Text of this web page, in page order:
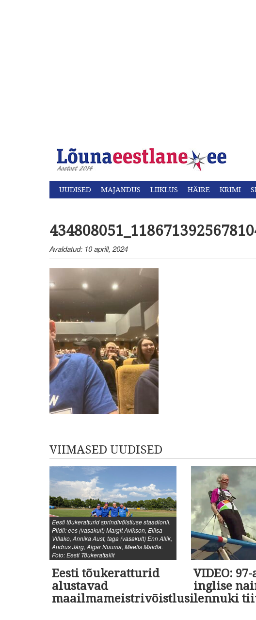
UUDISED MAJANDUS LIIKLUS HÄIRE KRIMI
Avaldatud: 10 aprill, 2024
VIIMASED UUDISED
Eesti tõukeratturid sprindivõistluse staadionil.
Pildil: ees (vasakult) Margit Avikson, Eliisa
Villako, Annika Aust, taga (vasakult) Enn Allik,
Andrus Järg, Aigar Nuuma, Meelis Maidla.
Foto: Eesti Tõukerattaliit
Eesti tõukeratturid
alustavad
maailmameistrivõistlusi
VIDEO:
inglise
lennuki